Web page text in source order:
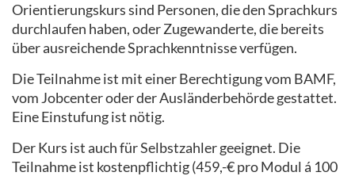
Orientierungskurs sind Personen, die den Sprachkurs
durchlaufen haben, oder Zugewanderte, die bereits
über ausreichende Sprachkenntnisse verfügen.
Die Teilnahme ist mit einer Berechtigung vom BAMF,
vom Jobcenter oder der Ausländerbehörde gestattet.
Eine Einstufung ist nötig.
Der Kurs ist auch für Selbstzahler geeignet. Die
Teilnahme ist kostenpflichtig (459,-€ pro Modul á 100